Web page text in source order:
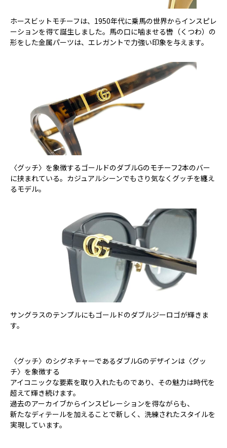
ホースビットモチーフは、1950年代に乗馬の世界からインスピレ
ーションを得て誕生しました。馬の口に噛ませる轡（くつわ）の
形をした金属パーツは、エレガントで力強い印象を与えます。
〈グッチ〉を象徴するゴールドのダブルGのモチーフ2本のバー
に挟まれている。カジュアルシーンでもさり気なくグッチを纏え
るモデル。
サングラスのテンプルにもゴールドのダブルジーロゴが輝きま
す。
〈グッチ〉のシグネチャーであるダブルGのデザインは〈グッ
チ〉を象徴する
アイコニックな要素を取り入れたものであり、その魅力は時代を
超えて輝き続けます。
過去のアーカイブからインスピレーションを得ながらも、
新たなディテールを加えることで新しく、洗練されたスタイルを
実現しています。